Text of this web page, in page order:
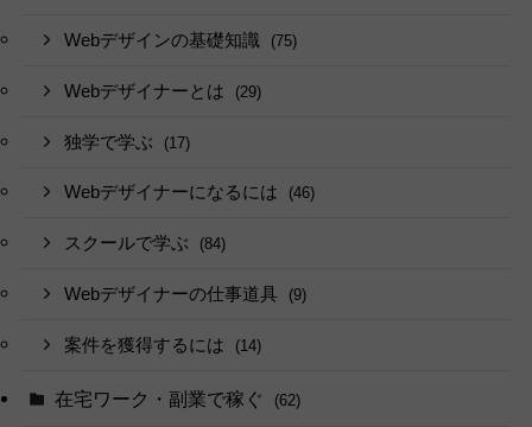
Webデザインの基礎知識 (75)
Webデザイナーとは (29)
独学で学ぶ (17)
Webデザイナーになるには (46)
スクールで学ぶ (84)
Webデザイナーの仕事道具 (9)
案件を獲得するには (14)
在宅ワーク・副業で稼ぐ (62)